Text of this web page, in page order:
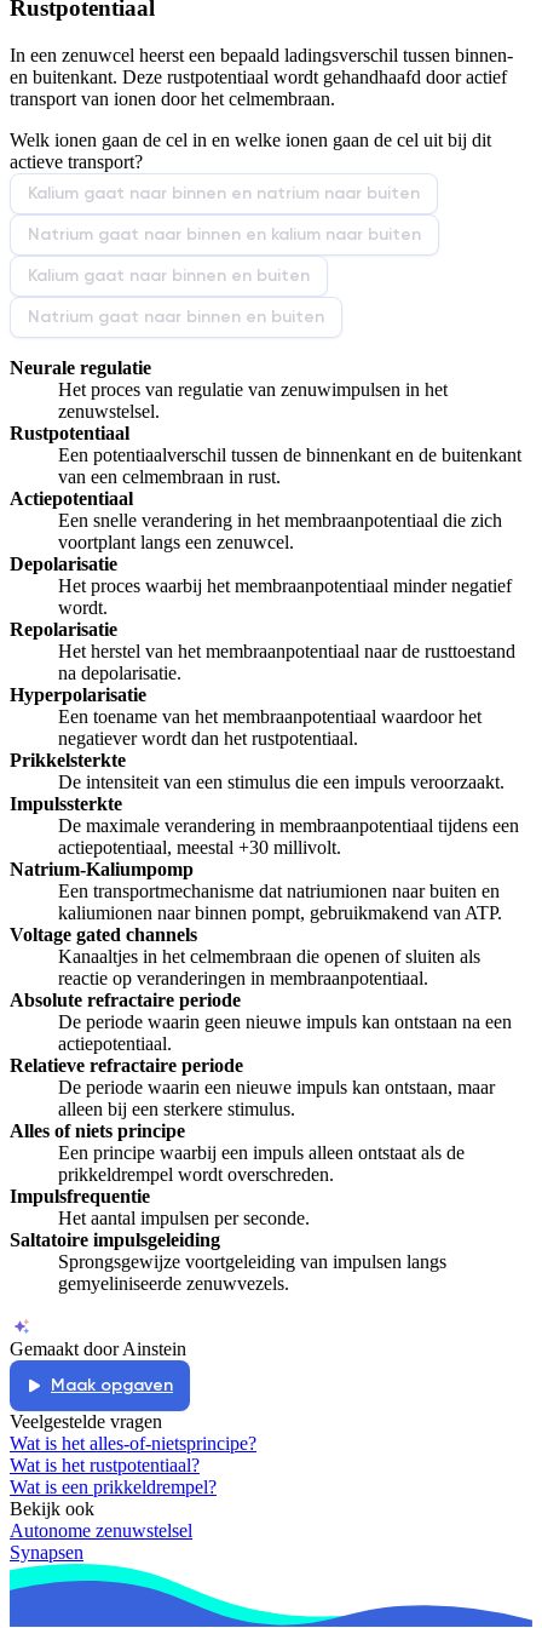
Afspelen werkte niet
Rustpotentiaal
In een zenuwcel heerst een bepaald ladingsverschil tussen binnen-
en buitenkant. Deze rustpotentiaal wordt gehandhaafd door actief
transport van ionen door het celmembraan.
Welk ionen gaan de cel in en welke ionen gaan de cel uit bij dit
actieve transport?
Kalium gaat naar binnen en natrium naar buiten
Natrium gaat naar binnen en kalium naar buiten
Kalium gaat naar binnen en buiten
Natrium gaat naar binnen en buiten
Neurale regulatie
Het proces van regulatie van zenuwimpulsen in het
zenuwstelsel.
Rustpotentiaal
Een potentiaalverschil tussen de binnenkant en de buitenkant
van een celmembraan in rust.
Actiepotentiaal
Een snelle verandering in het membraanpotentiaal die zich
voortplant langs een zenuwcel.
Depolarisatie
Het proces waarbij het membraanpotentiaal minder negatief
wordt.
Repolarisatie
Het herstel van het membraanpotentiaal naar de rusttoestand
na depolarisatie.
Hyperpolarisatie
Een toename van het membraanpotentiaal waardoor het
negatiever wordt dan het rustpotentiaal.
Prikkelsterkte
De intensiteit van een stimulus die een impuls veroorzaakt.
Impulssterkte
De maximale verandering in membraanpotentiaal tijdens een
actiepotentiaal, meestal +30 millivolt.
Natrium-Kaliumpomp
Een transportmechanisme dat natriumionen naar buiten en
kaliumionen naar binnen pompt, gebruikmakend van ATP.
Voltage gated channels
Kanaaltjes in het celmembraan die openen of sluiten als
reactie op veranderingen in membraanpotentiaal.
Absolute refractaire periode
De periode waarin geen nieuwe impuls kan ontstaan na een
actiepotentiaal.
Relatieve refractaire periode
De periode waarin een nieuwe impuls kan ontstaan, maar
alleen bij een sterkere stimulus.
Alles of niets principe
Een principe waarbij een impuls alleen ontstaat als de
prikkeldrempel wordt overschreden.
Impulsfrequentie
Het aantal impulsen per seconde.
Saltatoire impulsgeleiding
Sprongsgewijze voortgeleiding van impulsen langs
gemyeliniseerde zenuwvezels.
Gemaakt door Ainstein
Maak opgaven
Veelgestelde vragen
Wat is het alles-of-nietsprincipe?
Wat is het rustpotentiaal?
Wat is een prikkeldrempel?
Bekijk ook
Autonome zenuwstelsel
Synapsen